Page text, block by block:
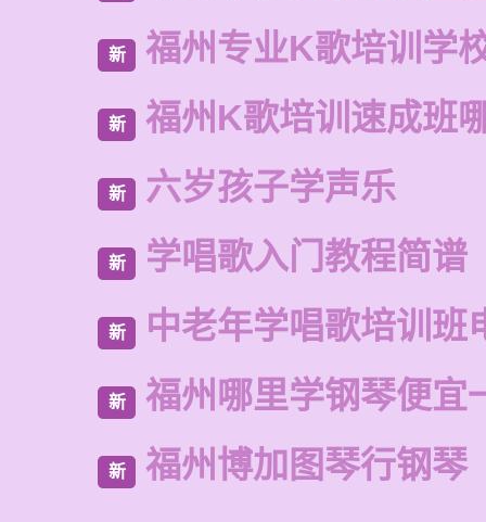
新 福州专业K歌培训学
新 福州K歌培训速成班
新 六岁孩子学声乐
新 学唱歌入门教程简谱
新 中老年学唱歌培训班
新 福州哪里学钢琴便宜
新 福州博加图琴行钢琴